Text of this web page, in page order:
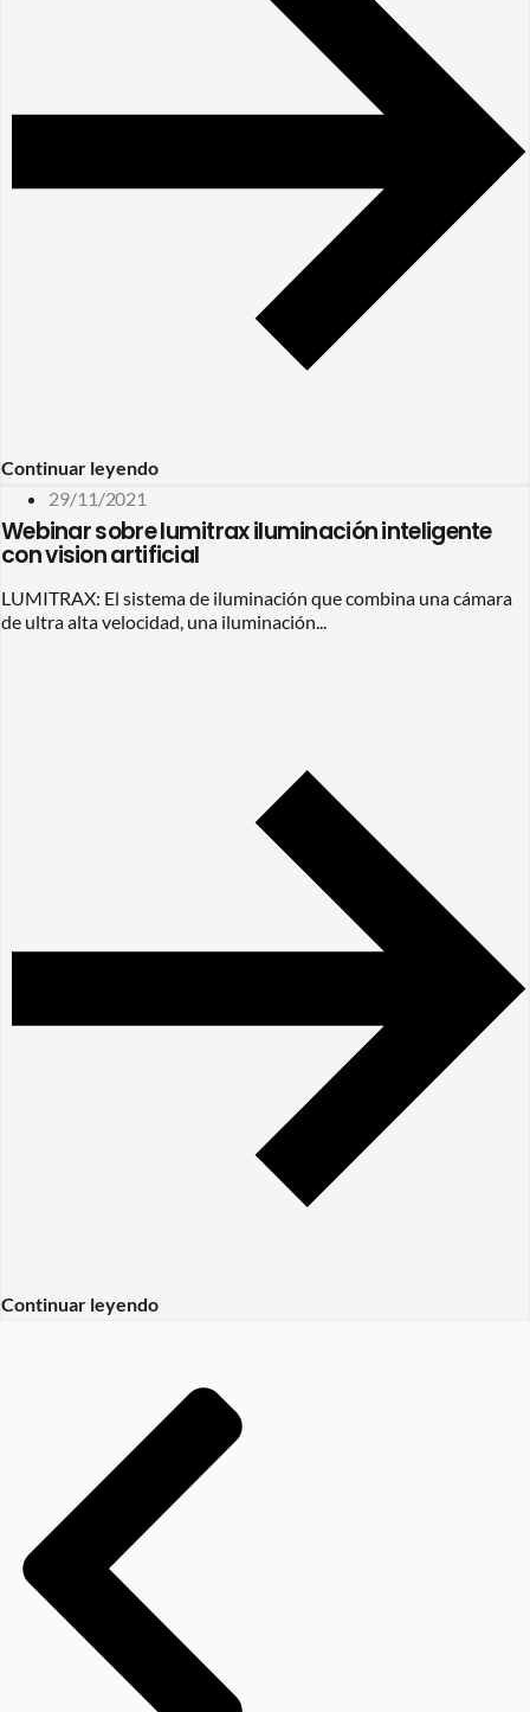
Continuar leyendo
29/11/2021
Webinar sobre lumitrax iluminación inteligente
con vision artificial
LUMITRAX: El sistema de iluminación que combina una cámara
de ultra alta velocidad, una iluminación...
Continuar leyendo